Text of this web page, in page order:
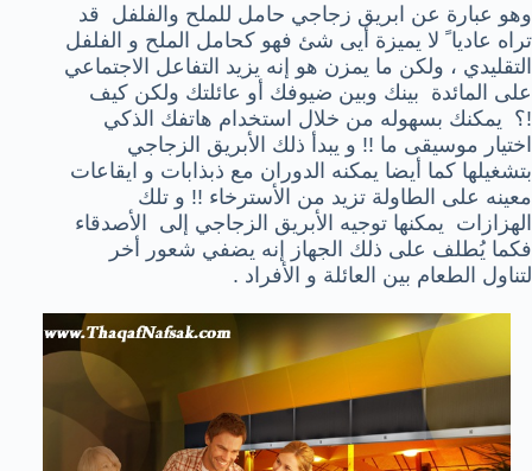
وهو عبارة عن ابريق زجاجي حامل للملح والفلفل قد
تراه عاديا ً لا يميزة أيى شئ فهو كحامل الملح و الفلفل
التقليدي ، ولكن ما يمزن هو إنه يزيد التفاعل الاجتماعي
على المائدة بينك وبين ضيوفك أو عائلتك ولكن كيف
!؟ يمكنك بسهوله من خلال استخدام هاتفك الذكي
اختيار موسيقى ما !! و يبدأ ذلك الأبريق الزجاجي
بتشغيلها كما أيضا يمكنه الدوران مع ذبذابات و ايقاعات
معينه على الطاولة تزيد من الأسترخاء !! و تلك
الهزازات يمكنها توجيه الأبريق الزجاجي إلى
الأصدقاء
فكما يُطلف على ذلك الجهاز إنه يضفي شعور أخر
لتناول الطعام بين العائلة و الأفراد .